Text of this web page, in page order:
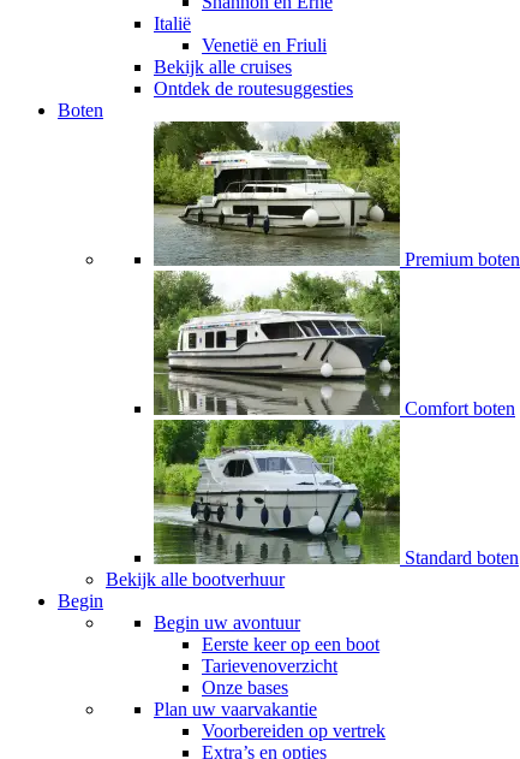
Italië
Venetië en Friuli
Bekijk alle cruises
Ontdek de routesuggesties
Boten
Premium boten
Comfort boten
Standard boten
Bekijk alle bootverhuur
Begin
Begin uw avontuur
Eerste keer op een boot
Tarievenoverzicht
Onze bases
Plan uw vaarvakantie
Voorbereiden op vertrek
Extra’s en opties